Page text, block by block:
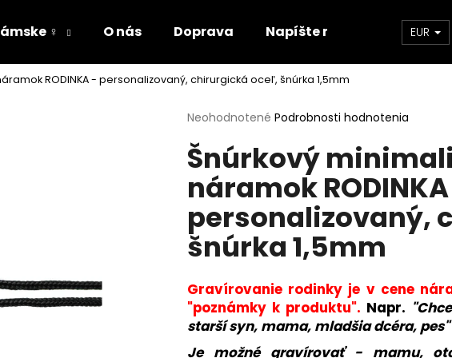
♀ O nás Doprava Napíšte nám Kontakt
EUR
RODINKA - personalizovaný, chirurgická oceľ, šnúrka 1,5mm
Priemerné
produktu
je
5
hviezdičiek.
Neohodnotené Podrobnosti hodnotenia
Šnúrkový
náramok
personalizovaný,
šnúrka 1,5mm
Gravírovanie rodinky je v cene
"poznámky k produktu". Napr.
starší syn, mama, mladšia dcéra, pes"
Je možné gravírovať - mamu,
Čo potrebujete nájsť?
HĽADAŤ